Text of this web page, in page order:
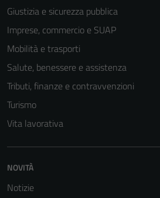
Giustizia e sicurezza pubblica
Imprese, commercio e SUAP
Mobilità e trasporti
Salute, benessere e assistenza
Tributi, finanze e contravvenzioni
Turismo
Vita lavorativa
NOVITÀ
Notizie